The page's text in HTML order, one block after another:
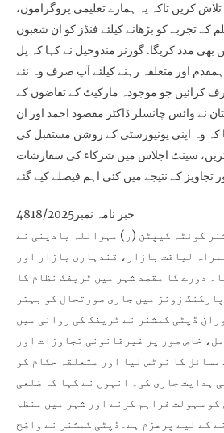
کریں تاکہ یہ ہمارے تعلیمی پروگراموں،
کے تجربے کو بڑھانے کیلئے فنڈز کو ان شعبوں
بھی مدد کریگا. گورنر مندوخیل نے کہا کہ پل
ہمقدم اور متعلقہ رہنے کیلئے آپ صرف وہ نئے
کرائیں جو موجودہ مارکیٹ کے تقاضوں کے
نے وائس چانسلر ڈاکٹر مقصود احمد اور ان
کہ وہ اپنی یونیورسٹی کے روشن مستقبل کی
کریں، سینٹ اجلاس میں شرکاء کی سفارشات
خبر نامہ نمبر4818/2025
کمشنر کوئٹہ کیپٹن (ر) مہراللہ بادینی نے
لیاقت بازار، قندہاری بازار اور
دورے کا مقصد شہر میں ٹریفک نظام کا
زونز میں جاری صورتحال کو بہتر
ڈپٹی کمشنر نے ٹریفک کی روانی میں
خاص طور پر غیرقانونی تجاوزات اور
کا نوٹس لیا اور متعلقہ حکام کو
ہدایت جاری کی۔ انہوں نے کہا کہ ضلعی
کو سہولت فراہم کرنے اور شہر میں منظم
کے لیے پرعزم ہے۔ڈپٹی کمشنر نے واضح